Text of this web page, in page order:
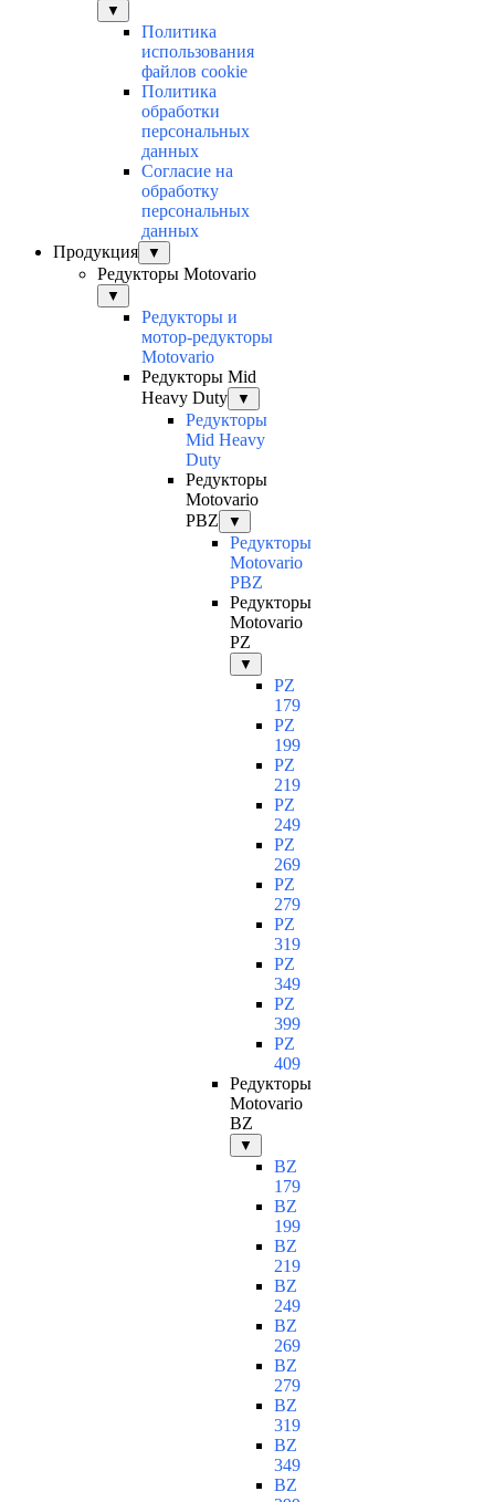
▼
Политика
использования
файлов cookie
Политика
обработки
персональных
данных
Согласие на
обработку
персональных
данных
Продукция
▼
Редукторы Motovario
▼
Редукторы и
мотор-редукторы
Motovario
Редукторы Mid
Heavy Duty
▼
Редукторы
Mid Heavy
Duty
Редукторы
Motovario
PBZ
▼
Редукторы
Motovario
PBZ
Редукторы
Motovario
PZ
▼
PZ
179
PZ
199
PZ
219
PZ
249
PZ
269
PZ
279
PZ
319
PZ
349
PZ
399
PZ
409
Редукторы
Motovario
BZ
▼
BZ
179
BZ
199
BZ
219
BZ
249
BZ
269
BZ
279
BZ
319
BZ
349
BZ